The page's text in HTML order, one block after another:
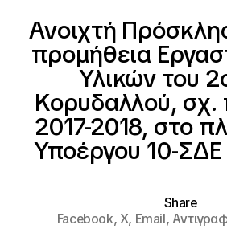
Ανοιχτή
προμήθεια
Υλικών του
Κορυδαλλού, σχ.
2017-2018, στο
Υποέργου 10-
Share
Facebook,X, Email,